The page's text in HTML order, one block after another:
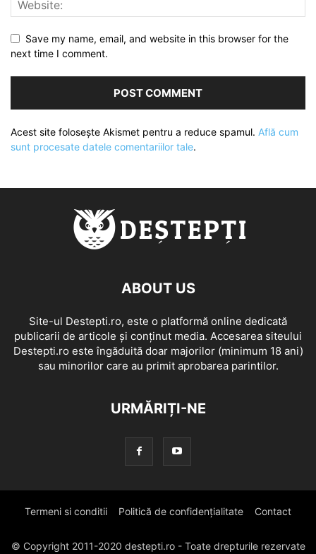
Save my name, email, and website in this browser for the
next time I comment.
Acest site folosește Akismet pentru a reduce spamul. Află cum
sunt procesate datele comentariilor tale.
ABOUT US
Site-ul Destepti.ro, este o platformă online dedicată
publicarii de articole și conținut media. Accesarea siteului
Destepti.ro este îngăduită doar majorilor (minimum 18 ani)
sau minorilor care au primit aprobarea parintilor.
URMĂRIȚI-NE
Termeni si conditii Politică de confidențialitate Contact
© Copyright 2011-2020 destepti.ro - Toate drepturile rezervate